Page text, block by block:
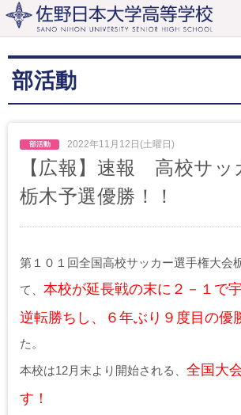
部活動
2022年11月12日(土曜日)
【広報】速報 高校サッ
栃木予選優勝！！
第１０１回全国高校サッカー選手権大会
て、 本校が延長戦の末に２－１で
逆転勝ちし、６年ぶり９度目の優
た。
本校は12月末より開始される、 全国大
す！